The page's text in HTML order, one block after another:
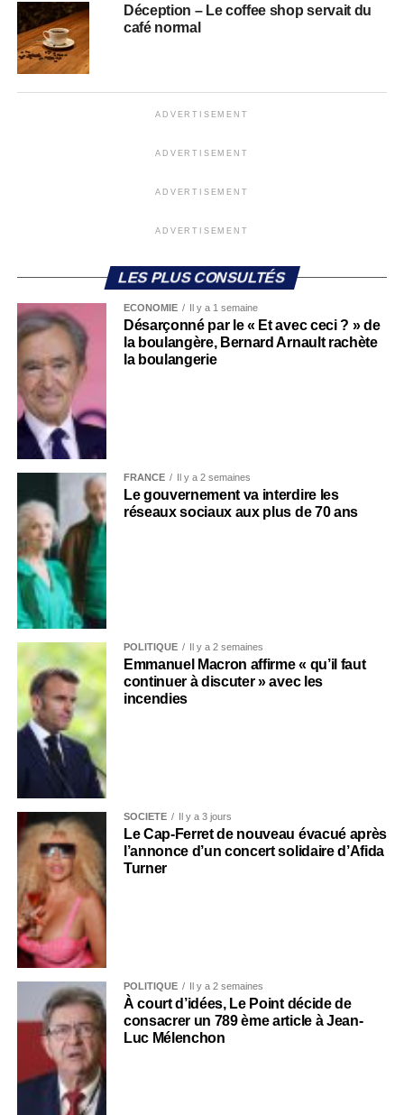
Déception – Le coffee shop servait du
café normal
ADVERTISEMENT
ADVERTISEMENT
ADVERTISEMENT
ADVERTISEMENT
LES PLUS CONSULTÉS
ECONOMIE Il y a 1 semaine
Désarçonné par le « Et avec ceci ? » de
la boulangère, Bernard Arnault rachète
la boulangerie
FRANCE Il y a 2 semaines
Le gouvernement va interdire les
réseaux sociaux aux plus de 70 ans
POLITIQUE Il y a 2 semaines
Emmanuel Macron affirme « qu’il faut
continuer à discuter » avec les
incendies
SOCIÉTÉ Il y a 3 jours
Le Cap-Ferret de nouveau évacué après
l’annonce d’un concert solidaire d’Afida
Turner
POLITIQUE Il y a 2 semaines
À court d’idées, Le Point décide de
consacrer un 789 ème article à Jean-
Luc Mélenchon